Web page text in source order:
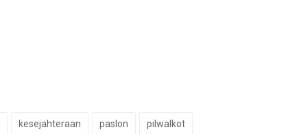
kesejahteraan paslon pilwalkot